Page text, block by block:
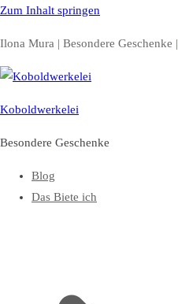
Zum Inhalt springen
Ilona Mura | Besondere Geschenke |
Koboldwerkelei
Besondere Geschenke
Blog
Das Biete ich